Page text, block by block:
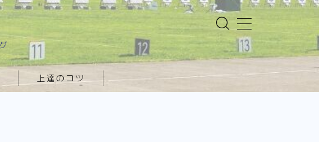
上達のコツ